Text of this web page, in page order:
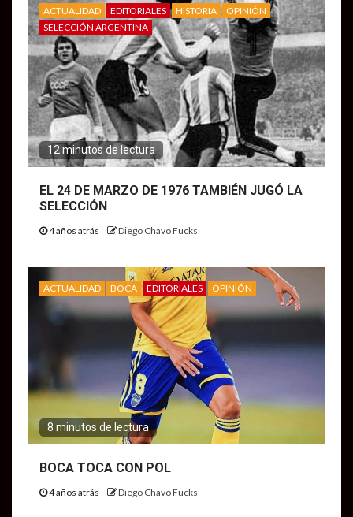
ACTUALIDAD EDITORIALES HISTORIA
OPINIÓN
SELECCIÓN ARGENTINA
12 minutos de lectura
EL 24 DE MARZO DE 1976 TAMBIÉN JUGÓ LA
SELECCIÓN
4 años atrás Diego Chavo Fucks
ACTUALIDAD BOCA EDITORIALES OPINIÓN
8 minutos de lectura
BOCA TOCA CON POL
4 años atrás Diego Chavo Fucks